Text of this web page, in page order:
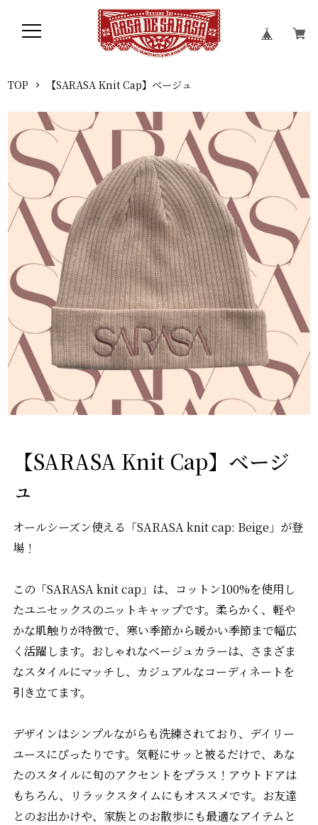
TOP 【SARASA Knit Cap】ベージュ
【SARASA Knit Cap】ベージ
ュ
オールシーズン使える「SARASA knit cap: Beige」が登
場！
この「SARASA knit cap」は、コットン100%を使用し
たユニセックスのニットキャップです。柔らかく、軽や
かな肌触りが特徴で、寒い季節から暖かい季節まで幅広
く活躍します。おしゃれなベージュカラーは、さまざま
なスタイルにマッチし、カジュアルなコーディネートを
引き立てます。
デザインはシンプルながらも洗練されており、デイリー
ユースにぴったりです。気軽にサッと被るだけで、あな
たのスタイルに旬のアクセントをプラス！アウトドアは
もちろん、リラックスタイムにもオススメです。お友達
とのお出かけや、家族とのお散歩にも最適なアイテムと